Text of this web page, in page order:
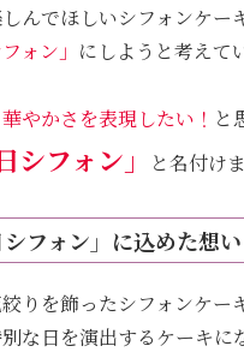
んでほしいシフォンケー
ォン」 にしようと考えて
華やかさを表現したい！ と
シフォン」 と名付け
シフォン」に込めた想い
りを飾ったシフォンケー
な日を演出するケーキに